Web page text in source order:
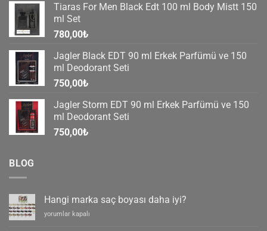
Tiaras For Men Black Edt 100 ml Body Mistt 150
ml Set
780,00₺
Jagler Black EDT 90 ml Erkek Parfümü ve 150
ml Deodorant Seti
750,00₺
Jagler Storm EDT 90 ml Erkek Parfümü ve 150
ml Deodorant Seti
750,00₺
BLOG
Hangi marka saç boyası daha iyi?
Hangi
yorumlar kapalı